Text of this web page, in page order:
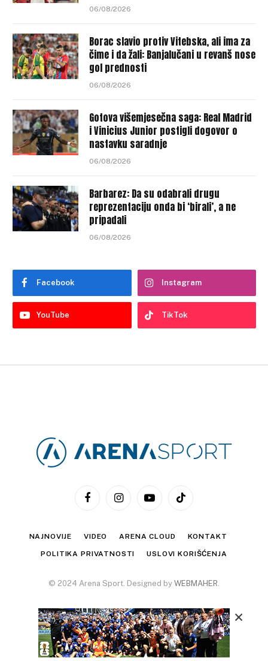
06/08/2026
Borac slavio protiv Vitebska, ali ima za
čime i da žali: Banjalučani u revanš nose
gol prednosti
06/08/2026
Gotova višemjesečna saga: Real Madrid
i Vinicius Junior postigli dogovor o
nastavku saradnje
06/08/2026
Barbarez: Da su odabrali drugu
reprezentaciju onda bi ‘birali’, a ne
pripadali
06/08/2026
Facebook Instagram
YouTube TikTok
FacebookInstagramYouTubeTikTok
NAJNOVIJE VIDEO ARENA CLOUD KONTAKT
POLITIKA PRIVATNOSTI USLOVI KORIŠĆENJA
© 2024 Arena Sport. Designed by WEBMAHER.
×